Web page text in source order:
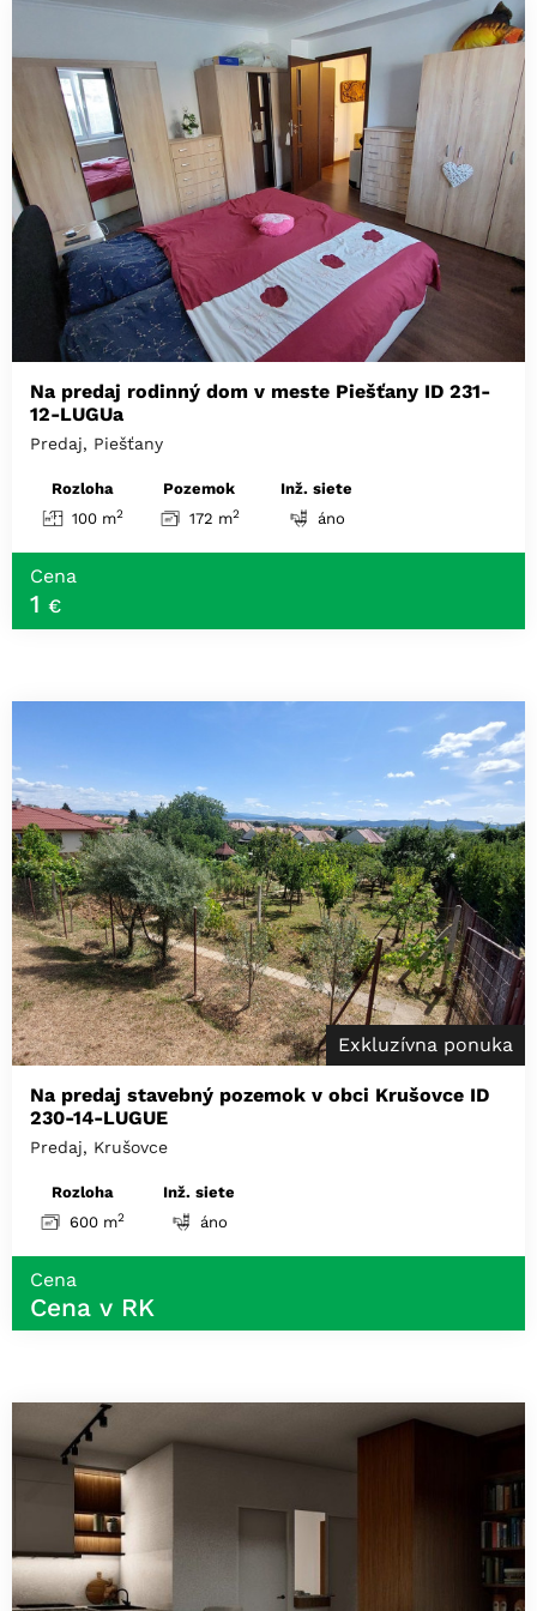
Na predaj rodinný dom v meste Piešťany ID 231-
12-LUGUa
Predaj, Piešťany
Rozloha
100 m2
Pozemok
172 m2
Inž. siete
áno
Cena
1 €
Exkluzívna ponuka
Na predaj stavebný pozemok v obci Krušovce ID
230-14-LUGUE
Predaj, Krušovce
Rozloha
600 m2
Inž. siete
áno
Cena
Cena v RK